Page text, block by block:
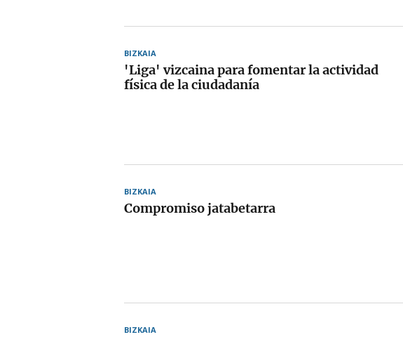
BIZKAIA
'Liga' vizcaina para fomentar la actividad
física de la ciudadanía
BIZKAIA
Compromiso jatabetarra
BIZKAIA